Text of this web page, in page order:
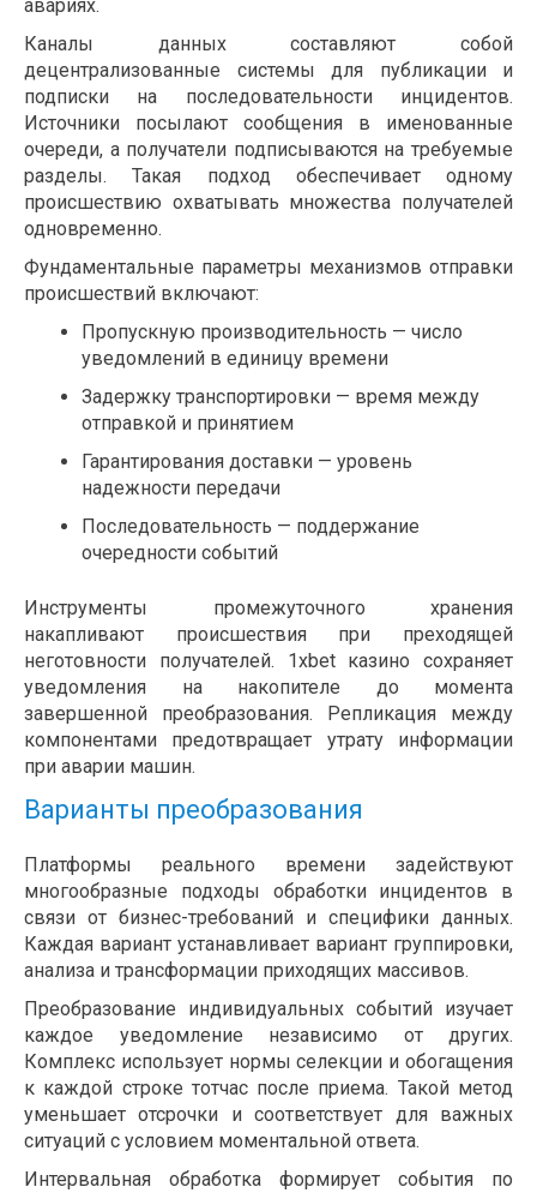
авариях.
Каналы данных составляют собой
децентрализованные системы для публикации и
подписки на последовательности инцидентов.
Источники посылают сообщения в именованные
очереди, а получатели подписываются на требуемые
разделы. Такая подход обеспечивает одному
происшествию охватывать множества получателей
одновременно.
Фундаментальные параметры механизмов отправки
происшествий включают:
Пропускную производительность — число
уведомлений в единицу времени
Задержку транспортировки — время между
отправкой и принятием
Гарантирования доставки — уровень
надежности передачи
Последовательность — поддержание
очередности событий
Инструменты промежуточного хранения
накапливают происшествия при преходящей
неготовности получателей. 1xbet казино сохраняет
уведомления на накопителе до момента
завершенной преобразования. Репликация между
компонентами предотвращает утрату информации
при аварии машин.
Варианты преобразования
Платформы реального времени задействуют
многообразные подходы обработки инцидентов в
связи от бизнес-требований и специфики данных.
Каждая вариант устанавливает вариант группировки,
анализа и трансформации приходящих массивов.
Преобразование индивидуальных событий изучает
каждое уведомление независимо от других.
Комплекс использует нормы селекции и обогащения
к каждой строке тотчас после приема. Такой метод
уменьшает отсрочки и соответствует для важных
ситуаций с условием моментальной ответа.
Интервальная обработка формирует события по